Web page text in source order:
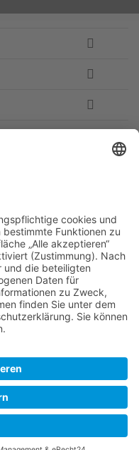
inkl. Versandkosten
Kundeninformationen